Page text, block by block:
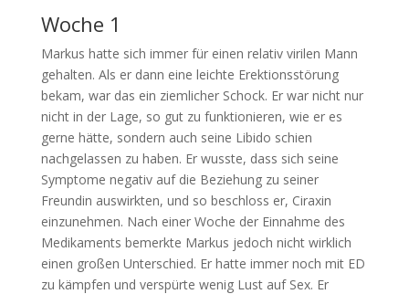
Woche 1
Markus hatte sich immer für einen relativ virilen Mann
gehalten. Als er dann eine leichte Erektionsstörung
bekam, war das ein ziemlicher Schock. Er war nicht nur
nicht in der Lage, so gut zu funktionieren, wie er es
gerne hätte, sondern auch seine Libido schien
nachgelassen zu haben. Er wusste, dass sich seine
Symptome negativ auf die Beziehung zu seiner
Freundin auswirkten, und so beschloss er, Ciraxin
einzunehmen. Nach einer Woche der Einnahme des
Medikaments bemerkte Markus jedoch nicht wirklich
einen großen Unterschied. Er hatte immer noch mit ED
zu kämpfen und verspürte wenig Lust auf Sex. Er